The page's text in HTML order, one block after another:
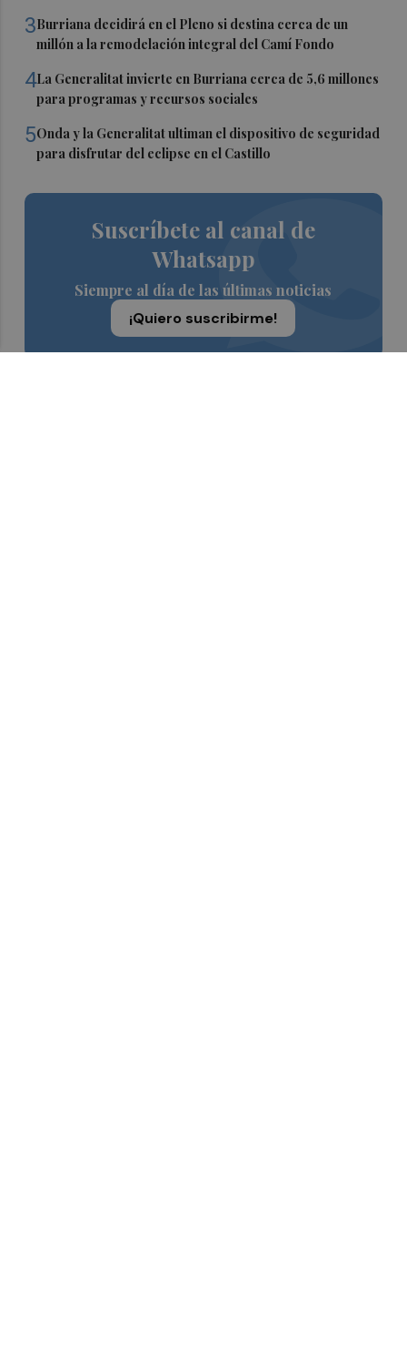
3Burriana decidirá en el Pleno si destina cerca de un
millón a la remodelación integral del Camí Fondo
4La Generalitat invierte en Burriana cerca de 5,6 millones
para programas y recursos sociales
5Onda y la Generalitat ultiman el dispositivo de seguridad
para disfrutar del eclipse en el Castillo
Suscríbete al canal de
Whatsapp
Siempre al día de las últimas noticias
¡Quiero suscribirme!